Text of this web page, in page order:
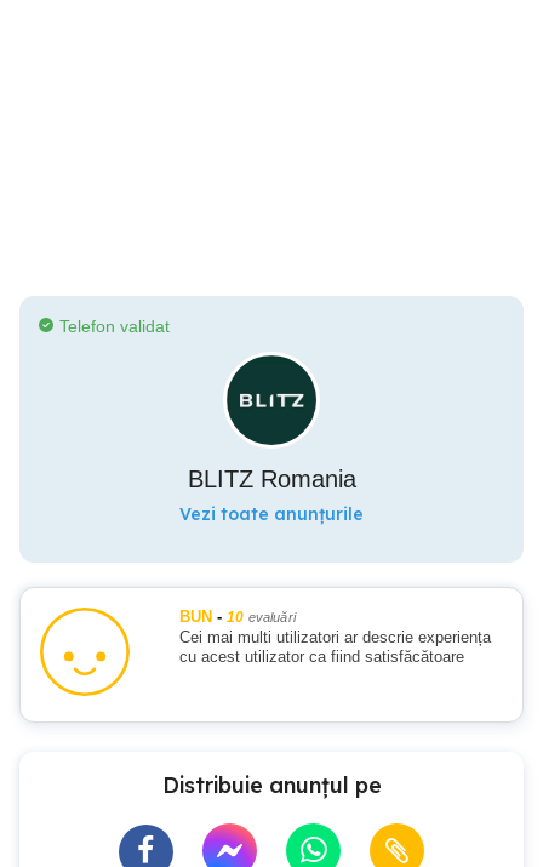
Telefon validat
BLITZ Romania
Vezi toate anunțurile
BUN - 10 evaluări
Cei mai multi utilizatori ar descrie experiența
cu acest utilizator ca fiind satisfăcătoare
Distribuie anunțul pe